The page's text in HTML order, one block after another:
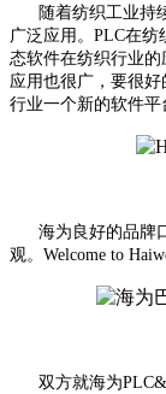
随着纺织工业持续
广泛应用。PLC在
态软件在纺织行业
应用也很广，要很
行业一个新的软件
海为良好的品牌口
观。Welcome to
双方就海为